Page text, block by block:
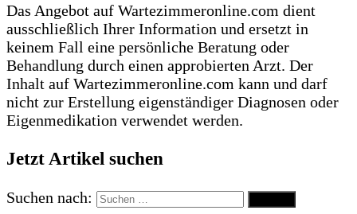
Das Angebot auf Wartezimmeronline.com dient
ausschließlich Ihrer Information und ersetzt in
keinem Fall eine persönliche Beratung oder
Behandlung durch einen approbierten Arzt. Der
Inhalt auf Wartezimmeronline.com kann und darf
nicht zur Erstellung eigenständiger Diagnosen oder
Eigenmedikation verwendet werden.
Jetzt Artikel suchen
Suchen nach: